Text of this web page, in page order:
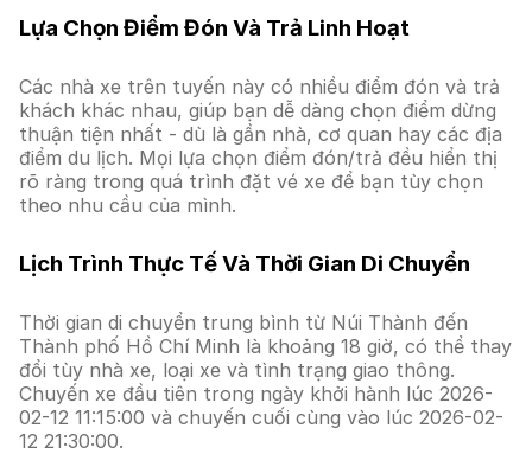
Lựa Chọn Điểm Đón Và Trả Linh Hoạt
Các nhà xe trên tuyến này có nhiều điểm đón và trả
khách khác nhau, giúp bạn dễ dàng chọn điểm dừng
thuận tiện nhất - dù là gần nhà, cơ quan hay các địa
điểm du lịch. Mọi lựa chọn điểm đón/trả đều hiển thị
rõ ràng trong quá trình đặt vé xe để bạn tùy chọn
theo nhu cầu của mình.
Lịch Trình Thực Tế Và Thời Gian Di Chuyển
Thời gian di chuyển trung bình từ Núi Thành đến
Thành phố Hồ Chí Minh là khoảng 18 giờ, có thể thay
đổi tùy nhà xe, loại xe và tình trạng giao thông.
Chuyến xe đầu tiên trong ngày khởi hành lúc 2026-
02-12 11:15:00 và chuyến cuối cùng vào lúc 2026-02-
12 21:30:00.